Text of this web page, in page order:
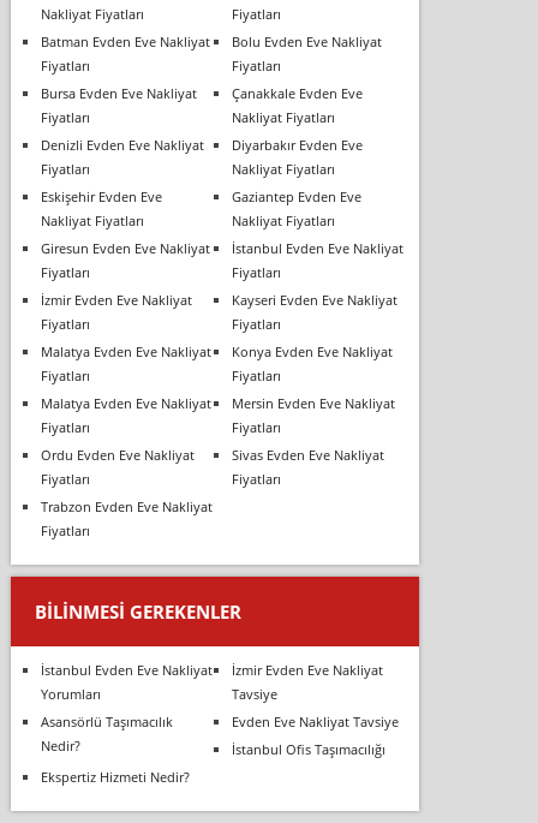
Nakliyat Fiyatları
Fiyatları
Batman Evden Eve Nakliyat
Fiyatları
Bolu Evden Eve Nakliyat
Fiyatları
Bursa Evden Eve Nakliyat
Fiyatları
Çanakkale Evden Eve
Nakliyat Fiyatları
Denizli Evden Eve Nakliyat
Fiyatları
Diyarbakır Evden Eve
Nakliyat Fiyatları
Eskişehir Evden Eve
Nakliyat Fiyatları
Gaziantep Evden Eve
Nakliyat Fiyatları
Giresun Evden Eve Nakliyat
Fiyatları
İstanbul Evden Eve Nakliyat
Fiyatları
İzmir Evden Eve Nakliyat
Fiyatları
Kayseri Evden Eve Nakliyat
Fiyatları
Malatya Evden Eve Nakliyat
Fiyatları
Konya Evden Eve Nakliyat
Fiyatları
Malatya Evden Eve Nakliyat
Fiyatları
Mersin Evden Eve Nakliyat
Fiyatları
Ordu Evden Eve Nakliyat
Fiyatları
Sivas Evden Eve Nakliyat
Fiyatları
Trabzon Evden Eve Nakliyat
Fiyatları
BILINMESI GEREKENLER
İstanbul Evden Eve Nakliyat
Yorumları
İzmir Evden Eve Nakliyat
Tavsiye
Asansörlü Taşımacılık
Nedir?
Evden Eve Nakliyat Tavsiye
İstanbul Ofis Taşımacılığı
Ekspertiz Hizmeti Nedir?